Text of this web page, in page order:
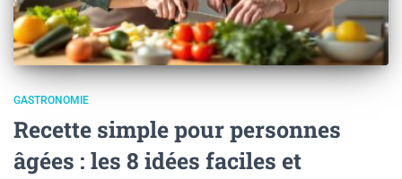
GASTRONOMIE
Recette simple pour personnes
âgées : les 8 idées faciles et